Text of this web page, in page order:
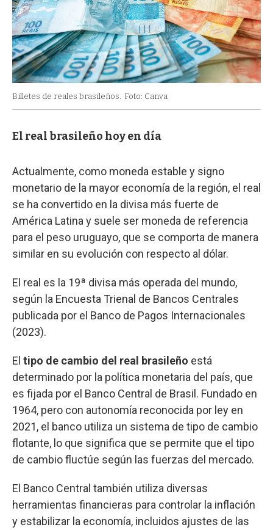
Billetes de reales brasileños. Foto: Canva
El real brasileño hoy en día
Actualmente, como moneda estable y signo
monetario de la mayor economía de la región, el real
se ha convertido en la divisa más fuerte de
América Latina y suele ser moneda de referencia
para el peso uruguayo, que se comporta de manera
similar en su evolución con respecto al dólar.
El real es la 19ª divisa más operada del mundo,
según la Encuesta Trienal de Bancos Centrales
publicada por el Banco de Pagos Internacionales
(2023).
El tipo de cambio del real brasileño está
determinado por la política monetaria del país, que
es fijada por el Banco Central de Brasil. Fundado en
1964, pero con autonomía reconocida por ley en
2021, el banco utiliza un sistema de tipo de cambio
flotante, lo que significa que se permite que el tipo
de cambio fluctúe según las fuerzas del mercado.
El Banco Central también utiliza diversas
herramientas financieras para controlar la inflación
y estabilizar la economía, incluidos ajustes de las